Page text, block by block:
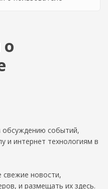
событий,
и интернет технологиям в
новости,
и размещать их здесь.